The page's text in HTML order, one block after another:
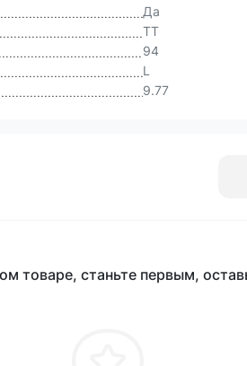
Да
TT
94
L
9.77
товаре, станьте первым,